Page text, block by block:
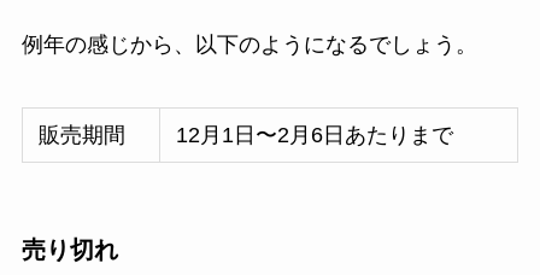
例年の感じから、以下のようになるでしょう。
販売期間 12月1日〜2月6日あたりまで
売り切れ